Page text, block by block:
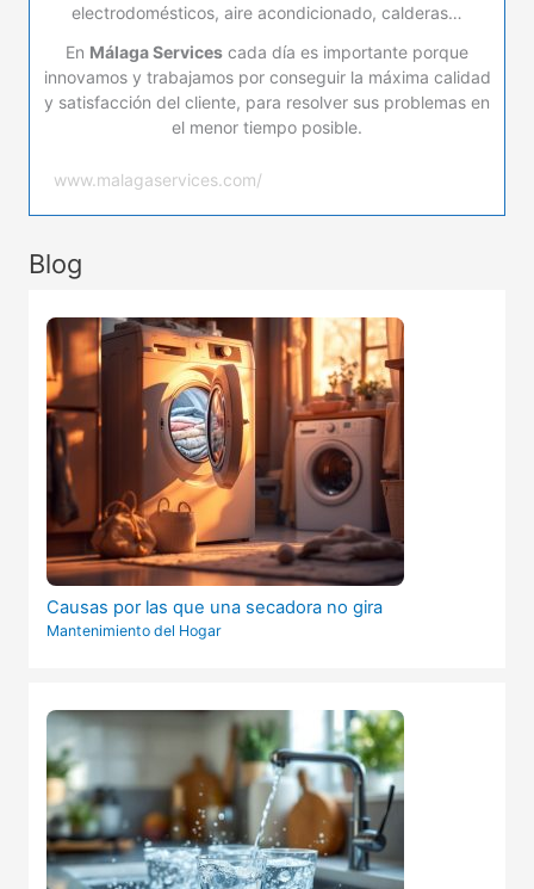
electrodomésticos, aire acondicionado, calderas…
En Málaga Services cada día es importante porque
innovamos y trabajamos por conseguir la máxima calidad
y satisfacción del cliente, para resolver sus problemas en
el menor tiempo posible.
www.malagaservices.com/
Blog
Causas por las que una secadora no gira
Mantenimiento del Hogar